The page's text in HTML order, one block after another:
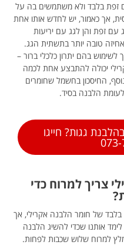
זפת בלבד ולא משתמשים בה על
אך כאמור, יש לחדש אותו אחת
עם זפת והן לגג עם יריעות
טובה יותר בתשתית הגג.
בהם יתרון כלכלי ברור –
יכולה להתבצע אחת לכמה
החיסכון בחשמל שחומרים
הלבנה בסיד.
גגות? חייגו
צריך למרוח כדי
של חומר הלבנה אקרילי, אך
אותנו שכדי להשיג הלבנה
למרוח שלוש שכבות לפחות.